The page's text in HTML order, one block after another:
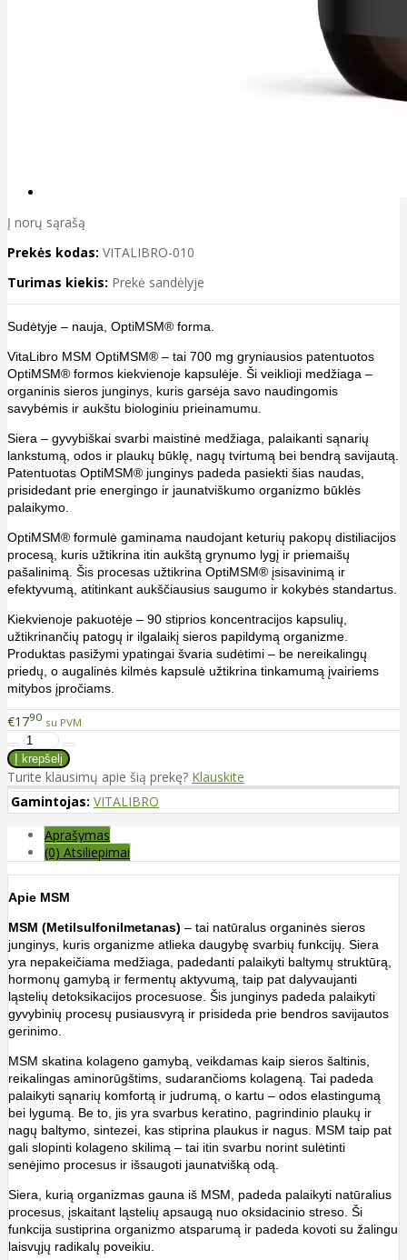
Į norų sąrašą
Prekės kodas: VITALIBRO-010
Turimas kiekis: Prekė sandėlyje
Sudėtyje – nauja, OptiMSM® forma.
VitaLibro MSM OptiMSM® – tai 700 mg gryniausios patentuotos
OptiMSM® formos kiekvienoje kapsulėje. Ši veiklioji medžiaga –
organinis sieros junginys, kuris garsėja savo naudingomis
savybėmis ir aukštu biologiniu prieinamumu.
Siera – gyvybiškai svarbi maistinė medžiaga, palaikanti sąnarių
lankstumą, odos ir plaukų būklę, nagų tvirtumą bei bendrą savijautą.
Patentuotas OptiMSM® junginys padeda pasiekti šias naudas,
prisidedant prie energingo ir jaunatviškumo organizmo būklės
palaikymo.
OptiMSM® formulė gaminama naudojant keturių pakopų distiliacijos
procesą, kuris užtikrina itin aukštą grynumo lygį ir priemaišų
pašalinimą. Šis procesas užtikrina OptiMSM® įsisavinimą ir
efektyvumą, atitinkant aukščiausius saugumo ir kokybės standartus.
Kiekvienoje pakuotėje – 90 stiprios koncentracijos kapsulių,
užtikrinančių patogų ir ilgalaikį sieros papildymą organizme.
Produktas pasižymi ypatingai švaria sudėtimi – be nereikalingų
priedų, o augalinės kilmės kapsulė užtikrina tinkamumą įvairiems
mitybos įpročiams.
€1790 su PVM
Turite klausimų apie šią prekę? Klauskite
Gamintojas: VITALIBRO
Aprašymas
(0) Atsiliepimai
Apie MSM
MSM (Metilsulfonilmetanas) – tai natūralus organinės sieros
junginys, kuris organizme atlieka daugybę svarbių funkcijų. Siera
yra nepakeičiama medžiaga, padedanti palaikyti baltymų struktūrą,
hormonų gamybą ir fermentų aktyvumą, taip pat dalyvaujanti
ląstelių detoksikacijos procesuose. Šis junginys padeda palaikyti
gyvybinių procesų pusiausvyrą ir prisideda prie bendros savijautos
gerinimo.
MSM skatina kolageno gamybą, veikdamas kaip sieros šaltinis,
reikalingas aminorūgštims, sudarančioms kolageną. Tai padeda
palaikyti sąnarių komfortą ir judrumą, o kartu – odos elastingumą
bei lygumą. Be to, jis yra svarbus keratino, pagrindinio plaukų ir
nagų baltymo, sintezei, kas stiprina plaukus ir nagus. MSM taip pat
gali slopinti kolageno skilimą – tai itin svarbu norint sulėtinti
senėjimo procesus ir išsaugoti jaunatvišką odą.
Siera, kurią organizmas gauna iš MSM, padeda palaikyti natūralius
procesus, įskaitant ląstelių apsaugą nuo oksidacinio streso. Ši
funkcija sustiprina organizmo atsparumą ir padeda kovoti su žalingu
laisvųjų radikalų poveikiu.